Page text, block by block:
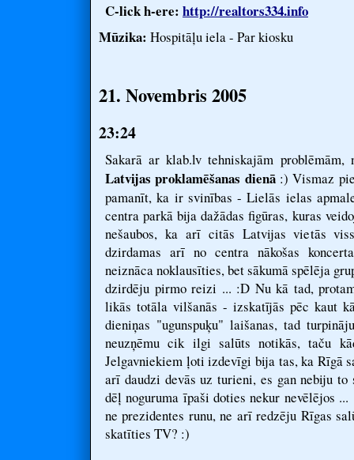
C-lick h-ere: http://realtors334.info
Mūzika: Hospitāļu iela - Par kiosku
21. Novembris 2005
23:24
Sakarā ar klab.lv tehniskajām problēmām,
Latvijas proklamēšanas dienā:) Vismaz
pamanīt, ka ir svinības - Lielās ielas
centra parkā bija dažādas figūras, kuras
nešaubos, ka arī citās Latvijas vietās
dzirdamas arī no centra nākošas
neiznāca noklausīties, bet sākumā spēlēja
dzirdēju pirmo reizi ... :D Nu kā tad,
likās totāla vilšanās - izskatījās pēc kaut
dieniņas "ugunspuķu" laišanas, tad
neuzņēmu cik ilgi salūts notikās, taču
Jelgavniekiem ļoti izdevīgi bija tas, ka Rīgā
arī daudzi devās uz turieni, es gan nebiju to
dēļ noguruma īpaši doties nekur nevēlējos
ne prezidentes runu, ne arī redzēju Rīgas
skatīties TV? :)